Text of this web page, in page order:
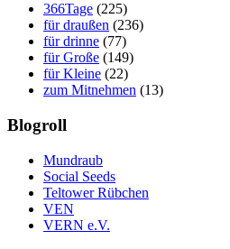
366Tage (225)
für draußen (236)
für drinne (77)
für Große (149)
für Kleine (22)
zum Mitnehmen (13)
Blogroll
Mundraub
Social Seeds
Teltower Rübchen
VEN
VERN e.V.